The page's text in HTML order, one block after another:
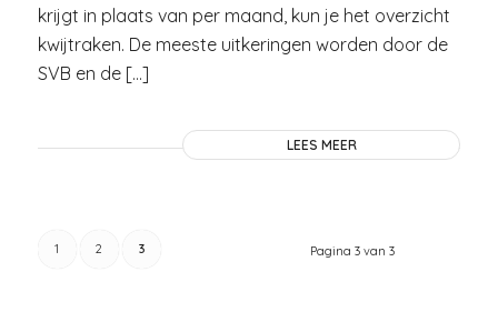
krijgt in plaats van per maand, kun je het overzicht
kwijtraken. De meeste uitkeringen worden door de
SVB en de […]
LEES MEER
Pagina 3 van 3
1 2 3